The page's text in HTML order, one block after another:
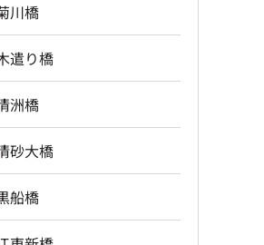
川橋
遣り橋
洲橋
砂大橋
船橋